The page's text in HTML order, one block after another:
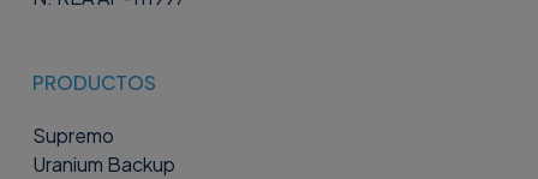
PRODUCTOS
Supremo
Uranium Backup